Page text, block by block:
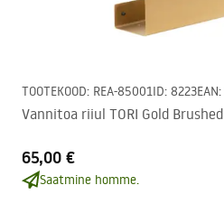
TOOTEKOOD: REA-85001ID: 8223EAN:
Vannitoa riiul TORI Gold Brushed
65,00 €
Saatmine homme.